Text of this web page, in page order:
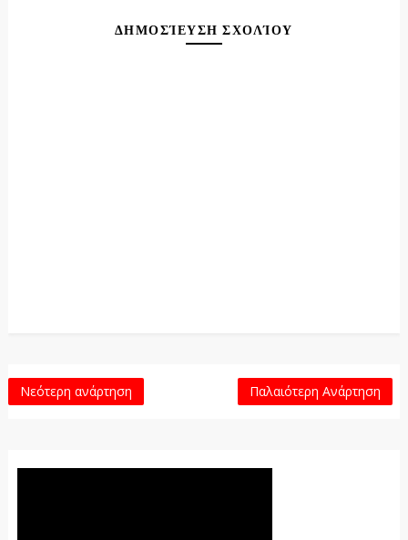
ΔΗΜΟΣΊΕΥΣΗ ΣΧΟΛΊΟΥ
Νεότερη ανάρτηση Παλαιότερη Ανάρτηση